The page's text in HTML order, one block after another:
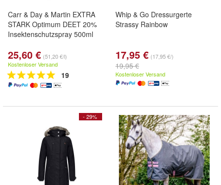
Carr & Day & Martin EXTRA
STARK Optimum DEET 20%
Insektenschutzspray 500ml
25,60 € (51,20 €/l)
Kostenloser Versand
19
Whip & Go Dressurgerte
Strassy Rainbow
17,95 € (17,95 €/)
19,95 €
Kostenloser Versand
- 29%